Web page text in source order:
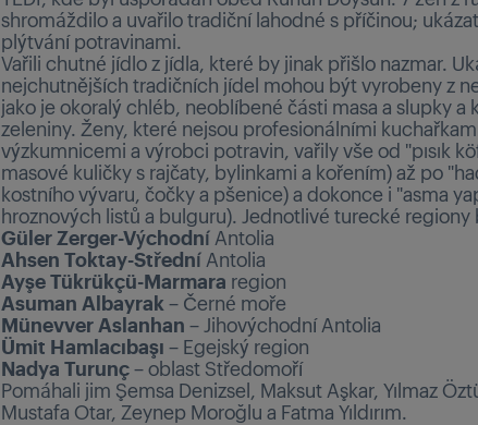
shromáždilo a uvařilo tradiční lahodné s příčinou;
plýtvání potravinami.
Vařili chutné jídlo z jídla, které by jinak přišlo nazmar.
nejchutnějších tradičních jídel mohou být vyrobeny z
jako je okoralý chléb, neoblíbené části masa a slupky a
zeleniny. Ženy, které nejsou profesionálními
výzkumnicemi a výrobci potravin, vařily vše od "pısık
masové kuličky s rajčaty, bylinkami a kořením) až po
kostního vývaru, čočky a pšenice) a dokonce i "asma
hroznových listů a bulguru). Jednotlivé turecké regiony
Güler Zerger-VýchodníAntolia
Ahsen Toktay-StředníAntolia
Ayşe Tükrükçü-Marmara region
Asuman Albayrak – Černé moře
Münevver Aslanhan – Jihovýchodní Antolia
Ümit Hamlacıbaşı – Egejský region
Nadya Turunç– oblast Středomoří
Pomáhali jim Şemsa Denizsel, Maksut Aşkar, Yılmaz
Mustafa Otar, Zeynep Moroğlu a Fatma Yıldırım.